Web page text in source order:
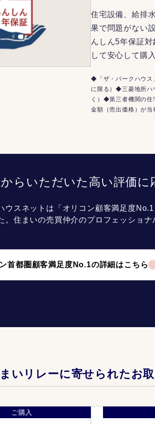
住宅設備、給排
果で問題がない
んしん5年保証
して安心して購
◆「ザ・パークハウス
に限る）◆三菱地所ハ
く）◆第三者機関の
金額（売出価格）が
らいただいた高い評価に
ウスネットは「オリコン顧客満足度
。住まいの売買仲介のプロフェッショナ
首都圏顧客満足度No.1の詳細はこちら
いリレーに寄せられたお
ご購入